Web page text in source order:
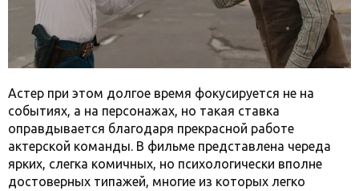
Астер при этом долгое время фокусируется не на
событиях, а на персонажах, но такая ставка
оправдывается благодаря прекрасной работе
актерской команды. В фильме представлена череда
ярких, слегка комичных, но психологически вполне
достоверных типажей, многие из которых легко